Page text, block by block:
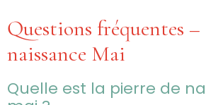
Questions fréquentes –
naissance Mai
Quelle est la pierre de